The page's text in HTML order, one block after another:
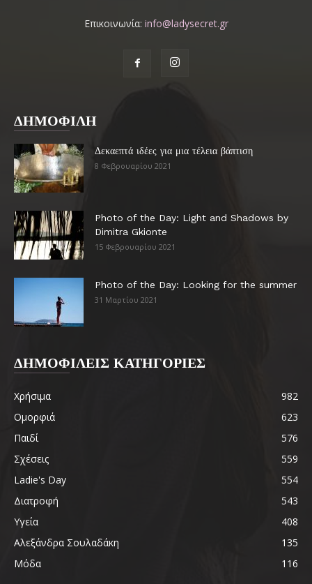
Επικοινωνία: info@ladysecret.gr
ΔΗΜΟΦΙΛΗ
Δεκαεπτά ιδέες για μια τέλεια βάπτιση
8 Φεβρουαρίου 2021
Photo of the Day: Light and Shadows by
Dimitra Gkionte
15 Φεβρουαρίου 2021
Photo of the Day: Looking for the summer
31 Μαρτίου 2021
ΔΗΜΟΦΙΛΕΙΣ ΚΑΤΗΓΟΡΙΕΣ
Χρήσιμα
982
Ομορφιά
623
Παιδί
576
Σχέσεις
559
Ladie's Day
554
Διατροφή
543
Υγεία
408
Αλεξάνδρα Σουλαδάκη
135
Μόδα
116